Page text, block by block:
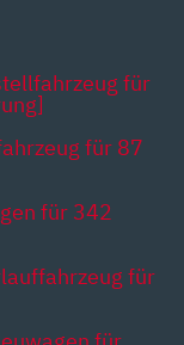
für
für 87
für 342
für